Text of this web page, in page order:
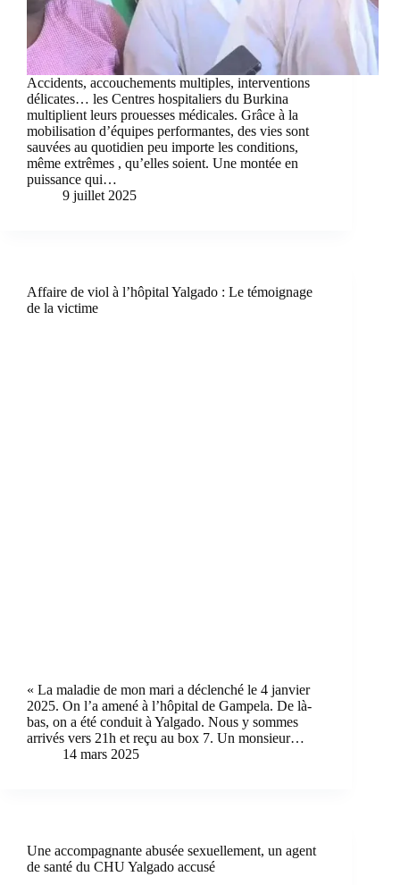
Accidents, accouchements multiples, interventions
délicates… les Centres hospitaliers du Burkina
multiplient leurs prouesses médicales. Grâce à la
mobilisation d’équipes performantes, des vies sont
sauvées au quotidien peu importe les conditions,
même extrêmes , qu’elles soient. Une montée en
puissance qui…
9 juillet 2025
Affaire de viol à l’hôpital Yalgado : Le témoignage
de la victime
« La maladie de mon mari a déclenché le 4 janvier
2025. On l’a amené à l’hôpital de Gampela. De là-
bas, on a été conduit à Yalgado. Nous y sommes
arrivés vers 21h et reçu au box 7. Un monsieur…
14 mars 2025
Une accompagnante abusée sexuellement, un agent
de santé du CHU Yalgado accusé